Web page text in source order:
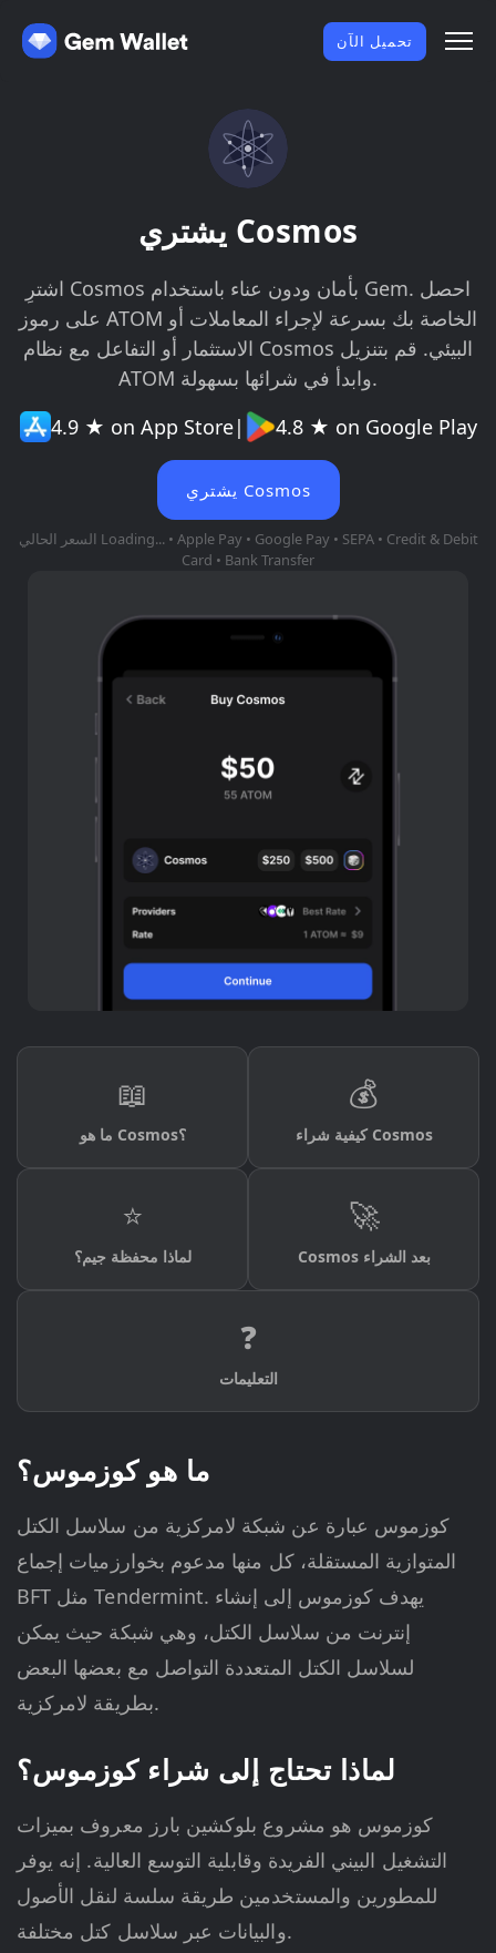
تحميل الآن
يشتري Cosmos
اشترِ Cosmos بأمان ودون عناء باستخدام Gem. احصل
على رموز ATOM الخاصة بك بسرعة لإجراء المعاملات أو
الاستثمار أو التفاعل مع نظام Cosmos البيئي. قم بتنزيل
ATOM وابدأ في شرائها بسهولة.
4.9 ★ on App Store| 4.8 ★ on Google Play
يشتري Cosmos
Loading... • Apple Pay • Google Pay • SEPA • Credit & Debit
Card • Bank Transfer
📖
ما هو Cosmos؟
💰
كيفية شراء Cosmos
⭐
لماذا محفظة جيم؟
🚀
Cosmos بعد الشراء
❓
التعليمات
ما هو كوزموس؟
كوزموس عبارة عن شبكة لامركزية من سلاسل الكتل
المتوازية المستقلة، كل منها مدعوم بخوارزميات إجماع
BFT مثل Tendermint. يهدف كوزموس إلى إنشاء
إنترنت من سلاسل الكتل، وهي شبكة حيث يمكن
لسلاسل الكتل المتعددة التواصل مع بعضها البعض
بطريقة لامركزية.
لماذا تحتاج إلى شراء كوزموس؟
كوزموس هو مشروع بلوكشين بارز معروف بميزات
التشغيل البيني الفريدة وقابلية التوسع العالية. إنه يوفر
للمطورين والمستخدمين طريقة سلسة لنقل الأصول
والبيانات عبر سلاسل كتل مختلفة.